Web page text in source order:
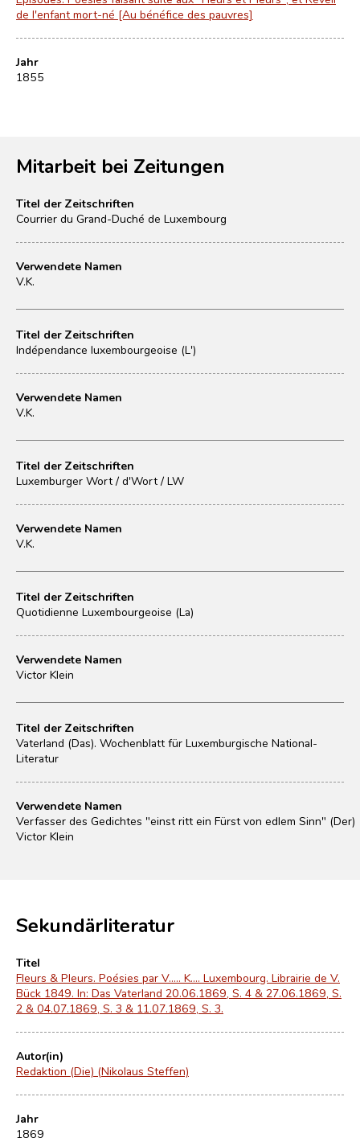
de l'enfant mort-né [Au bénéfice des pauvres]
Jahr
1855
Mitarbeit bei Zeitungen
Titel der Zeitschriften
Courrier du Grand-Duché de Luxembourg
Verwendete Namen
V.K.
Titel der Zeitschriften
Indépendance luxembourgeoise (L')
Verwendete Namen
V.K.
Titel der Zeitschriften
Luxemburger Wort / d'Wort / LW
Verwendete Namen
V.K.
Titel der Zeitschriften
Quotidienne Luxembourgeoise (La)
Verwendete Namen
Victor Klein
Titel der Zeitschriften
Vaterland (Das). Wochenblatt für Luxemburgische National-
Literatur
Verwendete Namen
Verfasser des Gedichtes "einst ritt ein Fürst von edlem Sinn" (Der)
Victor Klein
Sekundärliteratur
Titel
Fleurs & Pleurs. Poésies par V..... K.... Luxembourg. Librairie de V.
Bück 1849. In: Das Vaterland 20.06.1869, S. 4 & 27.06.1869, S.
2 & 04.07.1869, S. 3 & 11.07.1869, S. 3.
Autor(in)
Redaktion (Die) (Nikolaus Steffen)
Jahr
1869